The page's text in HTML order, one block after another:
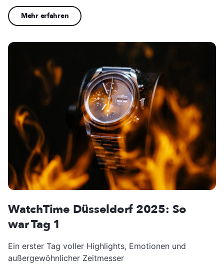
Mehr erfahren
WatchTime Düsseldorf 2025: So
war Tag 1
Ein erster Tag voller Highlights, Emotionen und
außergewöhnlicher Zeitmesser